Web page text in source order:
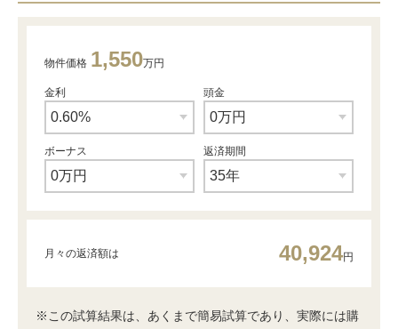
物件価格 1,550万円
金利 頭金
ボーナス 返済期間
月々の返済額は 40,924円
※この試算結果は、あくまで簡易試算であり、実際には購